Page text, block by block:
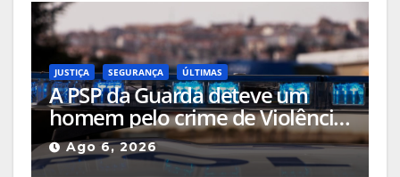
JUSTIÇA SEGURANÇA ÚLTIMAS
A PSP da Guarda deteve um
homem pelo crime de Violência
Doméstica após agressão grave
na via pública
Ago 6, 2026